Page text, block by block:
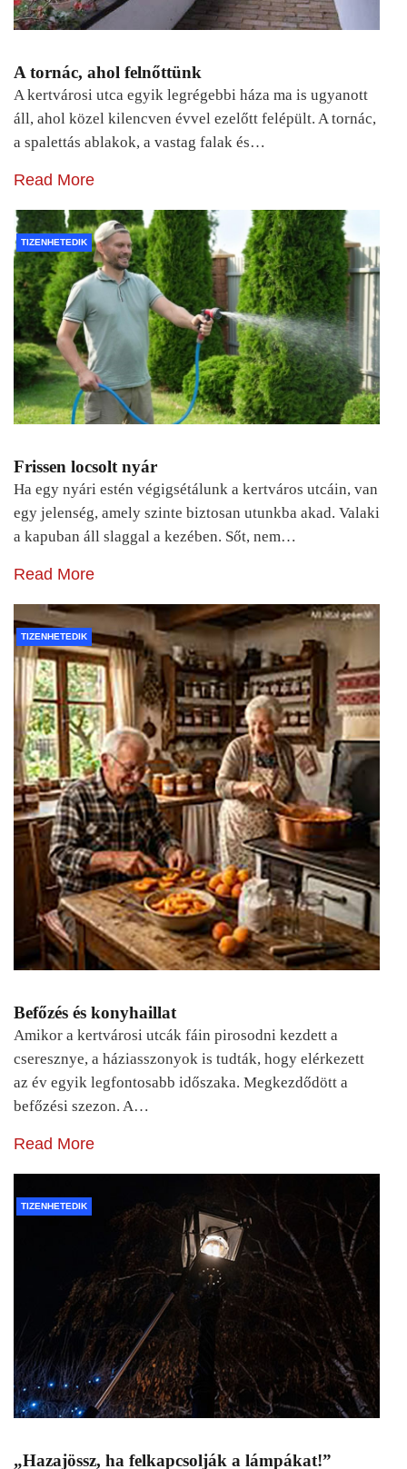
A tornác, ahol felnőttünk
A kertvárosi utca egyik legrégebbi háza ma is ugyanott
áll, ahol közel kilencven évvel ezelőtt felépült. A tornác,
a spalettás ablakok, a vastag falak és…
Read More
TIZENHETEDIK
Frissen locsolt nyár
Ha egy nyári estén végigsétálunk a kertváros utcáin, van
egy jelenség, amely szinte biztosan utunkba akad. Valaki
a kapuban áll slaggal a kezében. Sőt, nem…
Read More
TIZENHETEDIK
Befőzés és konyhaillat
Amikor a kertvárosi utcák fáin pirosodni kezdett a
cseresznye, a háziasszonyok is tudták, hogy elérkezett
az év egyik legfontosabb időszaka. Megkezdődött a
befőzési szezon. A…
Read More
TIZENHETEDIK
„Hazajössz, ha felkapcsolják a lámpákat!”